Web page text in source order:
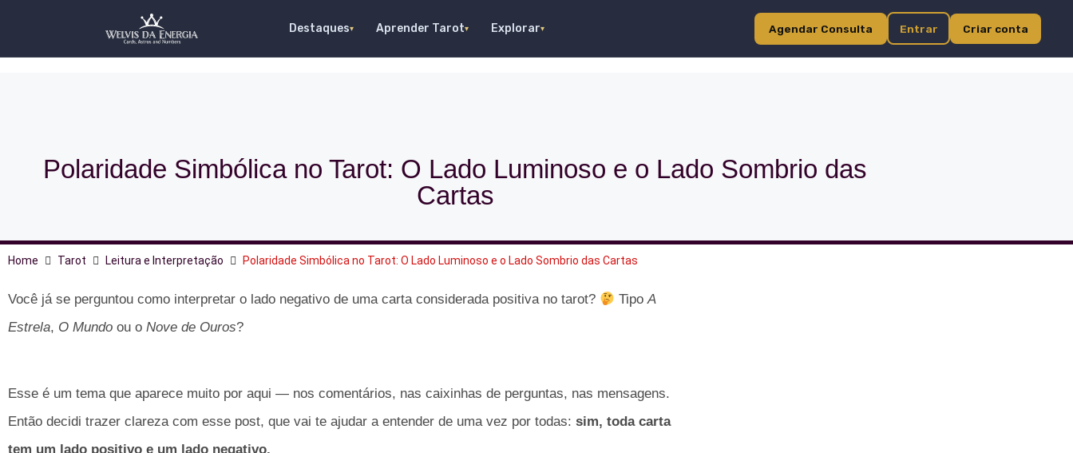
Destaques▾ Aprender Tarot▾ Explorar▾ Agendar Consulta Entrar Criar conta
Polaridade Simbólica no Tarot: O Lado Luminoso e o Lado Sombrio das
Cartas
Home Tarot Leitura e Interpretação Polaridade Simbólica no Tarot: O Lado Luminoso e o Lado Sombrio das Cartas
Você já se perguntou como interpretar o lado negativo de uma carta considerada positiva no tarot? TipoA
Estrela, O Mundo ou o Nove de Ouros?
Esse é um tema que aparece muito por aqui — nos comentários, nas caixinhas de perguntas, nas mensagens.
Então decidi trazer clareza com esse post, que vai te ajudar a entender de uma vez por todas: sim, toda carta
tem um lado positivo e um lado negativo.